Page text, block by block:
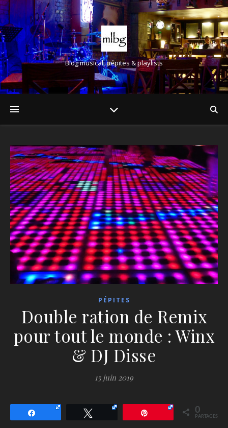
Blog musical, pépites & playlists
PÉPITES
Double ration de Remix
pour tout le monde : Winx
& DJ Disse
15 juin 2019
0
PARTAGES